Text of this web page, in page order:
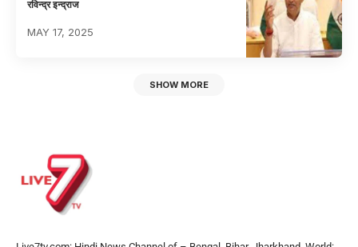
रविन्द्र इन्द्राज
MAY 17, 2025
SHOW MORE